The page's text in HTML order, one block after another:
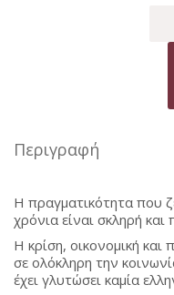
Περιγραφή
Η πραγματικότητα που
χρόνια είναι σκληρή
Η κρίση, οικονομική και
σε ολόκληρη την
έχει γλυτώσει καμία